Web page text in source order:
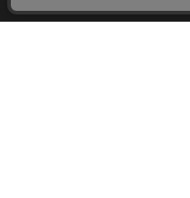
セキュリティ・プ
HOME 探す